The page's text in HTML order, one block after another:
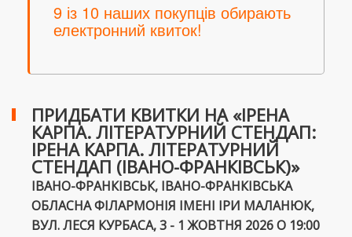
9 із 10 наших покупців обирають
електронний квиток!
ПРИДБАТИ КВИТКИ НА «ІРЕНА
КАРПА. ЛІТЕРАТУРНИЙ СТЕНДАП:
ІРЕНА КАРПА. ЛІТЕРАТУРНИЙ
СТЕНДАП (ІВАНО-ФРАНКІВСЬК)»
ІВАНО-ФРАНКІВСЬК, ІВАНО-ФРАНКІВСЬКА
ОБЛАСНА ФІЛАРМОНІЯ ІМЕНІ ІРИ МАЛАНЮК,
ВУЛ. ЛЕСЯ КУРБАСА, 3 - 1 ЖОВТНЯ 2026 О 19:00